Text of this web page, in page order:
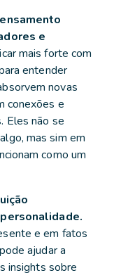
e
mais forte com
entender
novas
conexões e
Eles não se
mas sim em
como um
e em fatos
ajudar a
insights sobre